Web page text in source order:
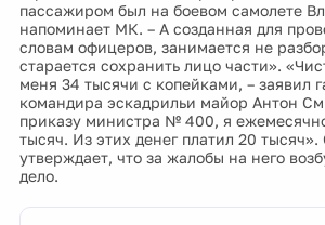
пассажиром был на боевом самолете
напоминает МК. – А созданная для
словам офицеров, занимается не
старается сохранить лицо части».
меня 34 тысячи с копейками, – заявил
командира эскадрильи майор Антон
приказу министра № 400, я
тысяч. Из этих денег платил 20
утверждает, что за жалобы на него
дело.